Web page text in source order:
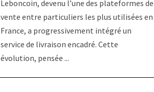
Leboncoin, devenu l’une des plateformes de
vente entre particuliers les plus utilisées en
France, a progressivement intégré un
service de livraison encadré. Cette
évolution, pensée ...